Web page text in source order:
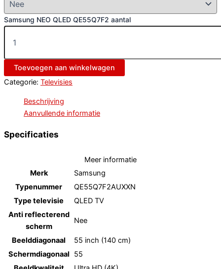
Samsung NEO QLED QE55Q7F2 aantal
Toevoegen aan winkelwagen
Categorie: Televisies
Beschrijving
Aanvullende informatie
Specificaties
Meer informatie
Merk
Samsung
Typenummer
QE55Q7F2AUXXN
Type televisie
QLED TV
Anti reflecterend
scherm
Nee
Beelddiagonaal
55 inch (140 cm)
Schermdiagonaal
55